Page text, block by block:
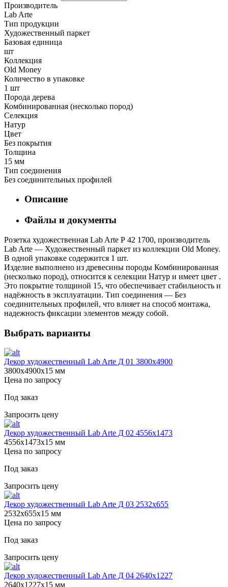
Производитель
Lab Arte
Тип продукции
Художественный паркет
Базовая единица
шт
Коллекция
Old Money
Количество в упаковке
1 шт
Порода дерева
Комбинированная (несколько пород)
Селекция
Натур
Цвет
Без покрытия
Толщина
15 мм
Тип соединения
Без соединительных профилей
Описание
Файлы и документы
Розетка художественная Lab Arte Р 42 1700, производитель
Lab Arte — Художественный паркет из коллекции Old Money.
В одной упаковке содержится 1 шт.
Изделие выполнено из древесины породы Комбинированная
(несколько пород), относится к селекции Натур и имеет цвет .
Это покрытие толщиной 15, что обеспечивает стабильность и
надёжность в эксплуатации. Тип соединения — Без
соединительных профилей, что влияет на способ монтажа,
надежность фиксации элементов между собой.
Выбрать варианты
Декор художественный Lab Arte Д 01 3800х4900
3800х4900х15 мм
Цена по запросу
Под заказ
Запросить цену
Декор художественный Lab Arte Д 02 4556x1473
4556х1473х15 мм
Цена по запросу
Под заказ
Запросить цену
Декор художественный Lab Arte Д 03 2532x655
2532х655х15 мм
Цена по запросу
Под заказ
Запросить цену
Декор художественный Lab Arte Д 04 2640х1227
2640х1227х15 мм